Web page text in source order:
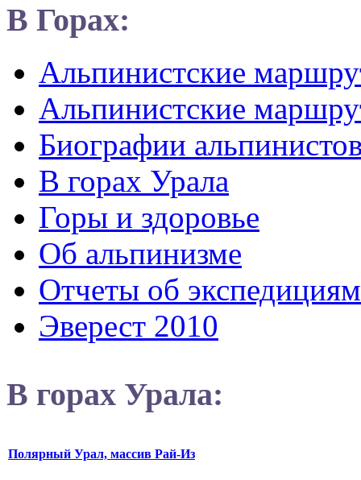
В Горах:
Альпинистские
Альпинистские
Биографии
В горах Урала
Горы и здоровье
Об альпинизме
Отчеты об экспедициям
Эверест 2010
В горах Урала:
Полярный Урал, массив Рай-Из